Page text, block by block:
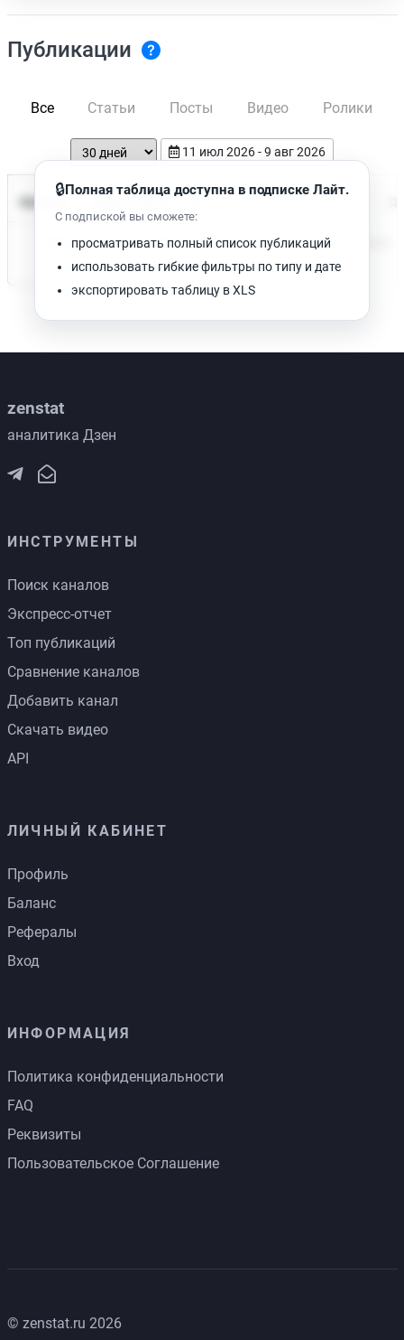
Публикации
Все Статьи Посты Видео Ролики
11 июл 2026 - 9 авг 2026
Время чтения
Нет доступных публикаций. Попробуйте изменить фильтр.
🔒Полная таблица доступна в подписке Лайт.
С подпиской вы сможете:
просматривать полный список публикаций
использовать гибкие фильтры по типу и дате
экспортировать таблицу в XLS
zenstat
аналитика Дзен
ИНСТРУМЕНТЫ
Поиск каналов
Экспресс-отчет
Топ публикаций
Сравнение каналов
Добавить канал
Скачать видео
API
ЛИЧНЫЙ КАБИНЕТ
Профиль
Баланс
Рефералы
Вход
ИНФОРМАЦИЯ
Политика конфиденциальности
FAQ
Реквизиты
Пользовательское Соглашение
© zenstat.ru 2026